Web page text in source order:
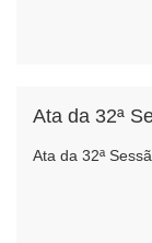
Ata da 32ª